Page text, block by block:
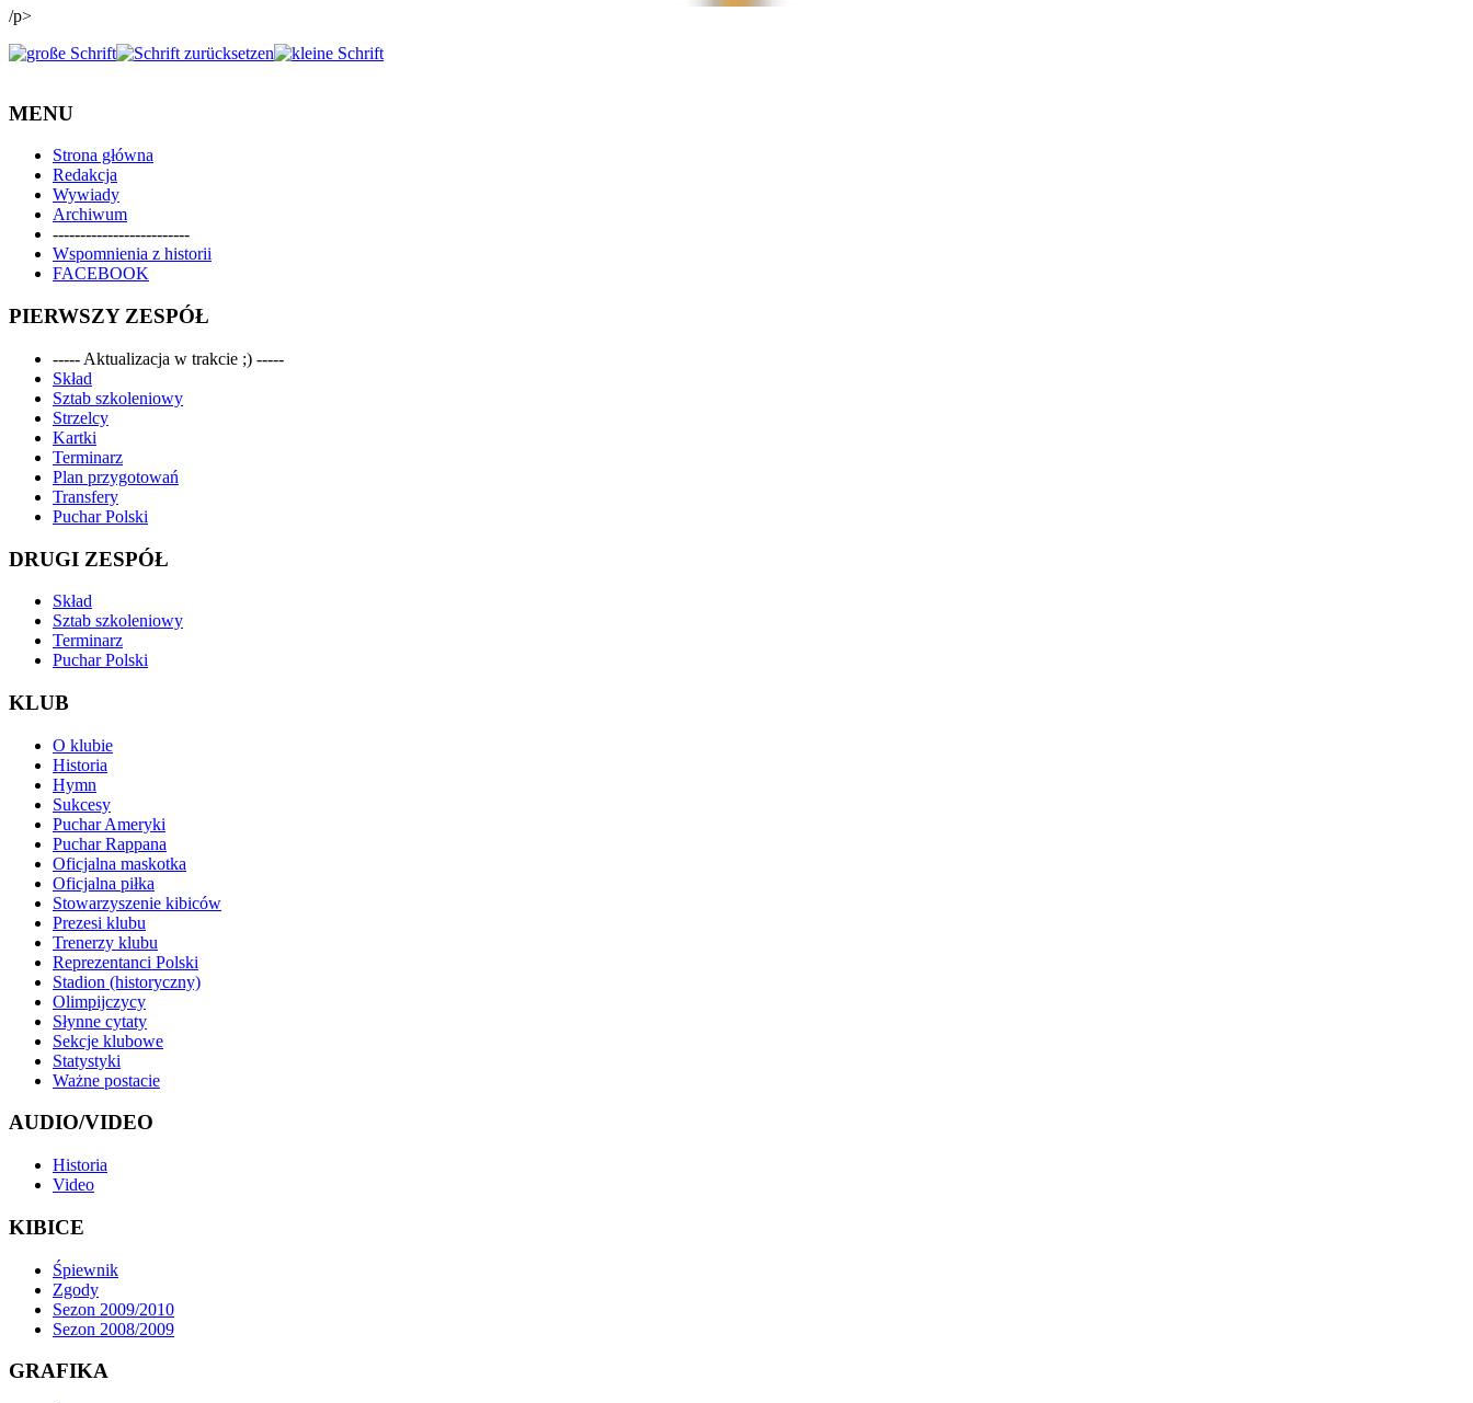
/p>
MENU
Strona główna
Redakcja
Wywiady
Archiwum
-------------------------
Wspomnienia z historii
FACEBOOK
PIERWSZY ZESPÓŁ
----- Aktualizacja w trakcie ;) -----
Skład
Sztab szkoleniowy
Strzelcy
Kartki
Terminarz
Plan przygotowań
Transfery
Puchar Polski
DRUGI ZESPÓŁ
Skład
Sztab szkoleniowy
Terminarz
Puchar Polski
KLUB
O klubie
Historia
Hymn
Sukcesy
Puchar Ameryki
Puchar Rappana
Oficjalna maskotka
Oficjalna piłka
Stowarzyszenie kibiców
Prezesi klubu
Trenerzy klubu
Reprezentanci Polski
Stadion (historyczny)
Olimpijczycy
Słynne cytaty
Sekcje klubowe
Statystyki
Ważne postacie
AUDIO/VIDEO
Historia
Video
KIBICE
Śpiewnik
Zgody
Sezon 2009/2010
Sezon 2008/2009
GRAFIKA